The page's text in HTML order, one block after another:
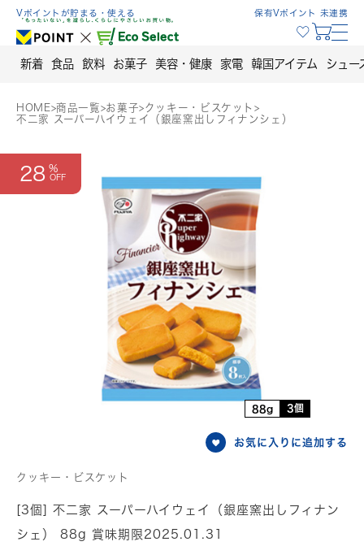
Skip
content
Vポイントが貯まる・使える 保有Vポイント 未連携
新着 食品 飲料 お菓子 美容・健康 家電 韓国アイテム シュー
HOME>商品一覧>お菓子>クッキー・ビスケット>
不二家 スーパーハイウェイ（銀座窯出しフィナンシェ）
28
88g 3個
お気に入りに追加する
クッキー・ビスケット
[3個] 不二家 スーパーハイウェイ（銀座窯出しフィナン
シェ） 88g 賞味期限2025.01.31